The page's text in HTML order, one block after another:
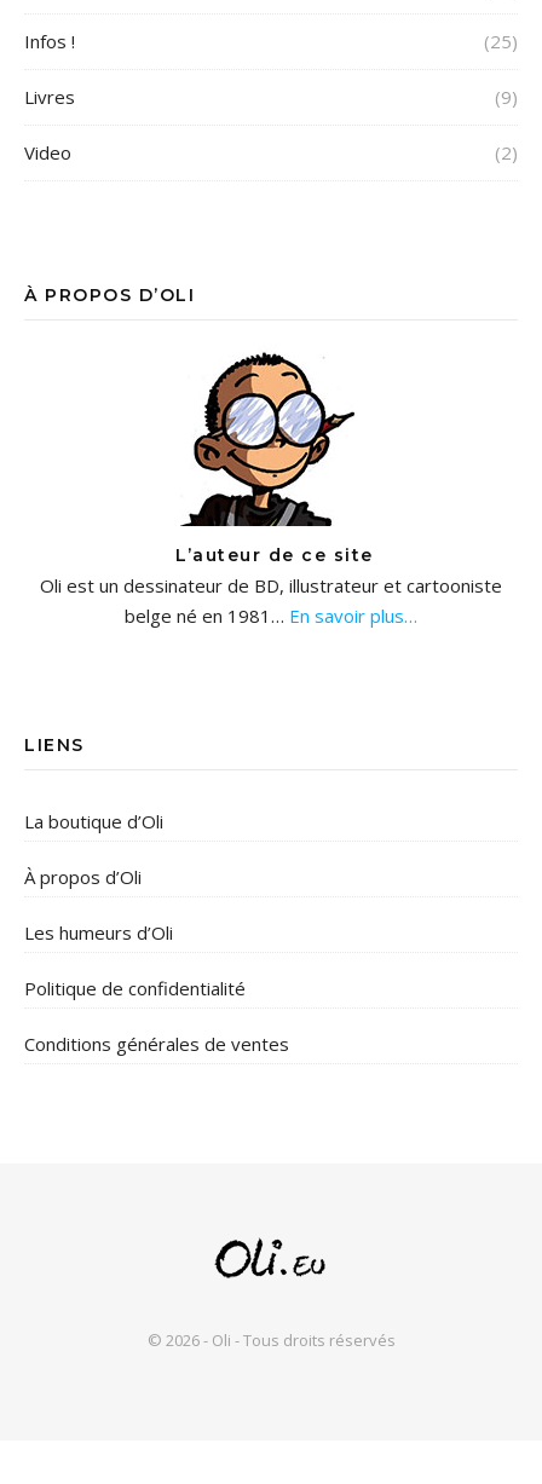
Infos ! (25)
Livres (9)
Video (2)
À PROPOS D’OLI
L’auteur de ce site
Oli est un dessinateur de BD, illustrateur et cartooniste
belge né en 1981… En savoir plus…
LIENS
La boutique d’Oli
À propos d’Oli
Les humeurs d’Oli
Politique de confidentialité
Conditions générales de ventes
© 2026 - Oli - Tous droits réservés